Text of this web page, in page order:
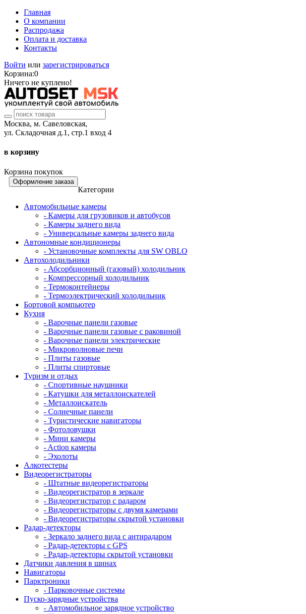
Главная
О компании
Распродажа
Оплата и доставка
Контакты
Войти или зарегистрироваться
Корзина:0
Ничего не куплено!
Москва, м. Савеловская,
ул. Складочная д.1, стр.1 вход 4
в корзину
Корзина покупок
Оформление заказа
Категории
Автомобильные камеры
- Камеры для грузовиков и автобусов
- Камеры заднего вида
- Универсальные камеры заднего вида
Автономные кондиционеры
- Установочные комплекты для SW OBLO
Автохолодильники
- Абсорбционный (газовый) холодильник
- Компрессорный холодильник
- Термоконтейнеры
- Термоэлектрический холодильник
Бортовой компьютер
Кухня
- Варочные панели газовые
- Варочные панели газовые с раковиной
- Варочные панели электрические
- Микроволновые печи
- Плиты газовые
- Плиты спиртовые
Туризм и отдых
- Cпортивные наушники
- Катушки для металлоискателей
- Металлоискатель
- Солнечные панели
- Туристические навигаторы
- Фотоловушки
- Мини камеры
- Action камеры
- Эхолоты
Алкотестеры
Видеорегистраторы
- Штатные видеорегистраторы
- Видеорегистратор в зеркале
- Видеорегистратор с радаром
- Видеорегистраторы с двумя камерами
- Видеорегистраторы скрытой установки
Радар-детекторы
- Зеркало заднего вида с антирадаром
- Радар-детекторы с GPS
- Радар-детекторы скрытой установки
Датчики давления в шинах
Навигаторы
Парктроники
- Парковочные системы
Пуско-зарядные устройства
- Автомобильное зарядное устройство